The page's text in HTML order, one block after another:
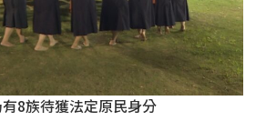
8族待獲法定原民身分